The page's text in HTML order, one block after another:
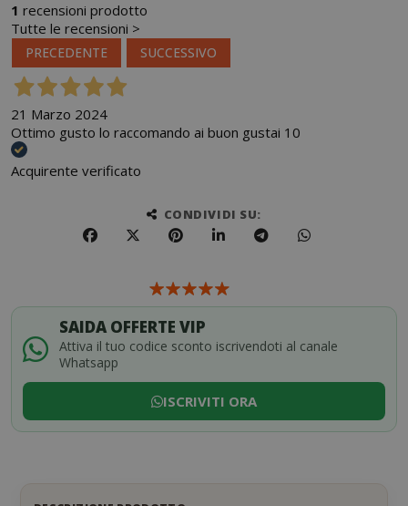
1 recensioni prodotto
Tutte le recensioni >
PRECEDENTE SUCCESSIVO
21 Marzo 2024
Ottimo gusto lo raccomando ai buon gustai 10
Acquirente verificato
CONDIVIDI SU:
SAIDA OFFERTE VIP
Attiva il tuo codice sconto iscrivendoti al canale
Whatsapp
ISCRIVITI ORA